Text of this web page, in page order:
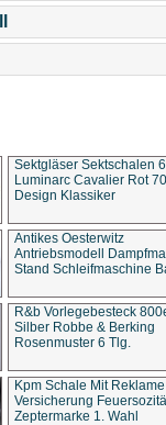
Sektgläser Sektschalen
Luminarc Cavalier Rot
Design Klassiker
Antikes Oesterwitz
Antriebsmodell
Stand Schleifmaschine
R&b Vorlegebesteck
Silber Robbe & Berking
Rosenmuster 6 Tlg.
Kpm Schale Mit Reklame
Versicherung
Zeptermarke 1. Wahl